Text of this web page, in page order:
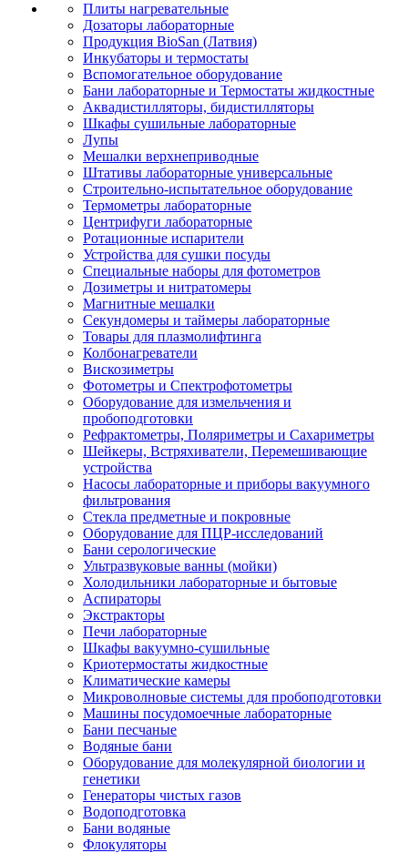
Плиты нагревательные
Дозаторы лабораторные
Продукция BioSan (Латвия)
Инкубаторы и термостаты
Вспомогательное оборудование
Бани лабораторные и Термостаты жидкостные
Аквадистилляторы, бидистилляторы
Шкафы сушильные лабораторные
Лупы
Мешалки верхнеприводные
Штативы лабораторные универсальные
Строительно-испытательное оборудование
Термометры лабораторные
Центрифуги лабораторные
Ротационные испарители
Устройства для сушки посуды
Специальные наборы для фотометров
Дозиметры и нитратомеры
Магнитные мешалки
Секундомеры и таймеры лабораторные
Товары для плазмолифтинга
Колбонагреватели
Вискозиметры
Фотометры и Спектрофотометры
Оборудование для измельчения и
пробоподготовки
Рефрактометры, Поляриметры и Сахариметры
Шейкеры, Встряхиватели, Перемешивающие
устройства
Насосы лабораторные и приборы вакуумного
фильтрования
Стекла предметные и покровные
Оборудование для ПЦР-исследований
Бани серологические
Ультразвуковые ванны (мойки)
Холодильники лабораторные и бытовые
Аспираторы
Экстракторы
Печи лабораторные
Шкафы вакуумно-сушильные
Криотермостаты жидкостные
Климатические камеры
Микроволновые системы для пробоподготовки
Машины посудомоечные лабораторные
Бани песчаные
Водяные бани
Оборудование для молекулярной биологии и
генетики
Генераторы чистых газов
Водоподготовка
Бани водяные
Флокуляторы